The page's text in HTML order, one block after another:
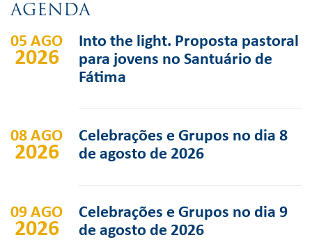
AGENDA
05 AGO
2026
Into the light. Proposta pastoral
para jovens no Santuário de
Fátima
08 AGO
2026
Celebrações e Grupos no dia 8
de agosto de 2026
09 AGO
2026
Celebrações e Grupos no dia 9
de agosto de 2026